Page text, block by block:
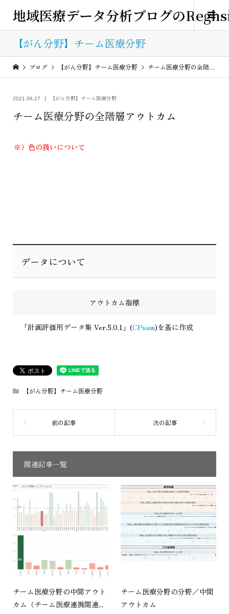
地域医療データ分析ブログの
【がん分野】チーム医療分野
ブログ 【がん分野】チーム医療分野 チーム医療分野の全階層アウトカム
2021.06.27 【がん分野】チーム医療分野
チーム医療分野の全階層アウトカム
※）色の扱いについて
データについて
アウトカム指標
「計画評価用データ集 Ver.5.0.1」(CPsum)を基に作成
【がん分野】チーム医療分野
関連記事一覧
チーム医療分野の中間アウト
カム（チーム医療連携関連...
チーム医療分野の分野／中間
アウトカム